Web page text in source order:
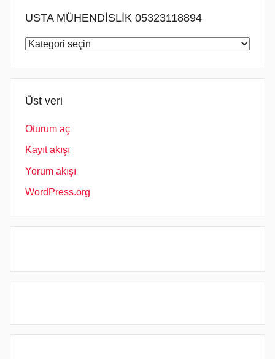
USTA MÜHENDİSLİK 05323118894
USTA
05323118894
Üst veri
Oturum aç
Kayıt akışı
Yorum akışı
WordPress.org